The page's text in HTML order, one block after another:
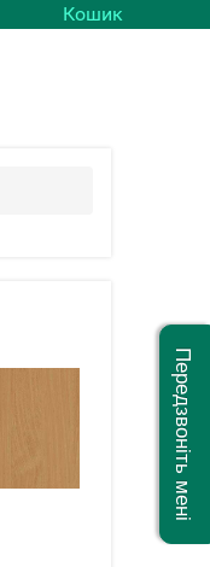
Кошик
Передзвоніть мені